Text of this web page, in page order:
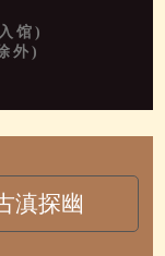
馆)
外)
滇探幽